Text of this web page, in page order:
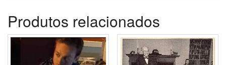
Produtos relacionados